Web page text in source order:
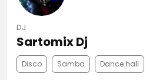
DJ
Sartomix Dj
Disco Samba Dance hall